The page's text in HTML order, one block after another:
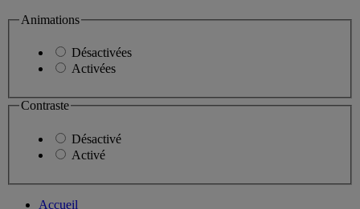
Animations
Désactivées
Activées
Contraste
Désactivé
Activé
Accueil